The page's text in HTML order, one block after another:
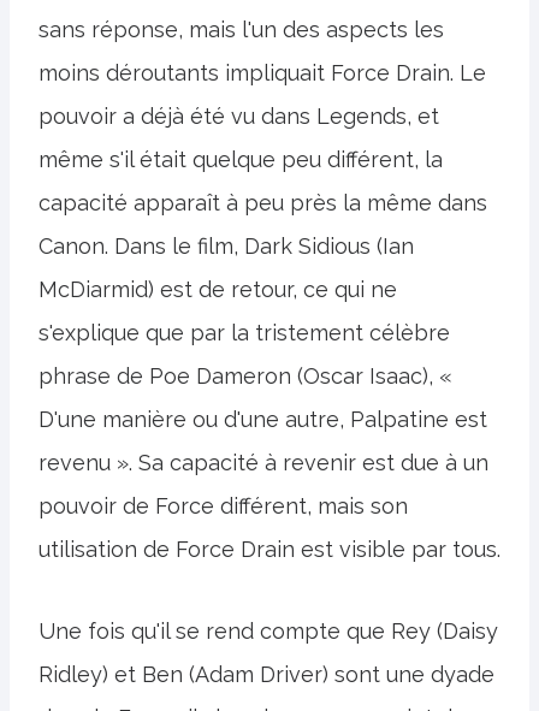
sans réponse, mais l'un des aspects les
moins déroutants impliquait Force Drain. Le
pouvoir a déjà été vu dans Legends, et
même s'il était quelque peu différent, la
capacité apparaît à peu près la même dans
Canon. Dans le film, Dark Sidious (Ian
McDiarmid) est de retour, ce qui ne
s'explique que par la tristement célèbre
phrase de Poe Dameron (Oscar Isaac), «
D'une manière ou d'une autre, Palpatine est
revenu ». Sa capacité à revenir est due à un
pouvoir de Force différent, mais son
utilisation de Force Drain est visible par tous.
Une fois qu'il se rend compte que Rey (Daisy
Ridley) et Ben (Adam Driver) sont une dyade